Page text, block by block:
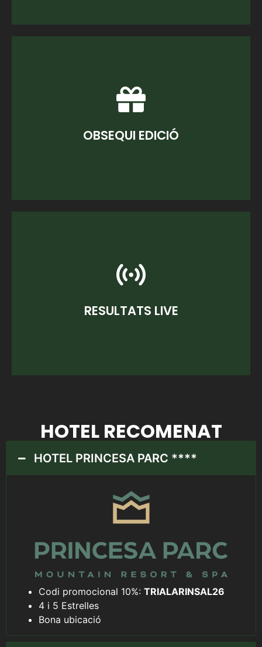
OBSEQUI EDICIÓ
OBSEQUI EDICIÓ
Obsequí especial de la edició en curs.
RESULTATS LIVE
RESULTATS LIVE
Resultats en directe durant les dues jornades de
la mà de TrialGo.
HOTEL RECOMENAT
HOTEL PRINCESA PARC ****
Codi promocional 10%: TRIALARINSAL26
4 i 5 Estrelles
Bona ubicació